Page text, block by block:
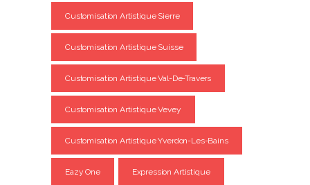
Customisation Artistique Sierre
Customisation Artistique Suisse
Customisation Artistique Val-De-Travers
Customisation Artistique Vevey
Customisation Artistique Yverdon-Les-Bains
Eazy One Expression Artistique